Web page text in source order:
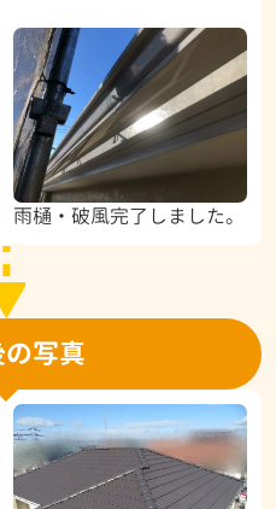
雨樋・破風完了しました。
写真